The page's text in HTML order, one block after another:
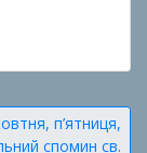
п’ятниця,
спомин св.